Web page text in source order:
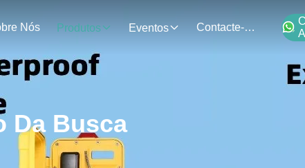
Nós Produtos Eventos Contacte-Nos
Da Busca